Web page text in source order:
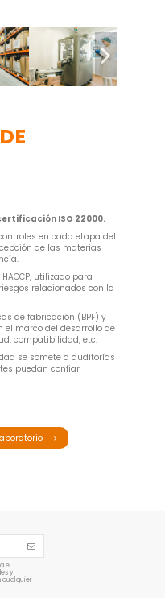
DE
ISO 22000.
en cada etapa del
de las materias
utilizado para
relacionados con la
de fabricación (BPF) y
el marco del desarrollo de
compatibilidad, etc.
se somete a auditorías
puedan confiar
el
y
cualquier